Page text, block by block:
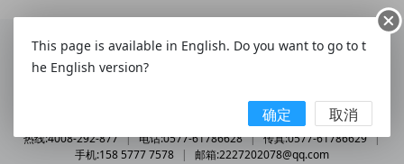
购物帮助 |
售后服务
热线:4008-292-877 | 电话:0577-61786628 | 传真:0577-61786629 |
手机:158 5777 7578
|
邮箱:2227202078@qq.com
This page is available in English. Do you want to go to t
he English version?
确定 取消